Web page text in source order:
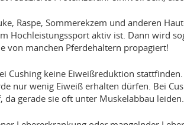
Raspe, Sommerekzem und anderen
Hochleistungssport aktiv ist. Dann wird
von manchen Pferdehaltern propagiert!
Cushing keine Eiweißreduktion
nur wenig Eiweiß erhalten dürfen. Bei
da gerade sie oft unter Muskelabbau leiden.